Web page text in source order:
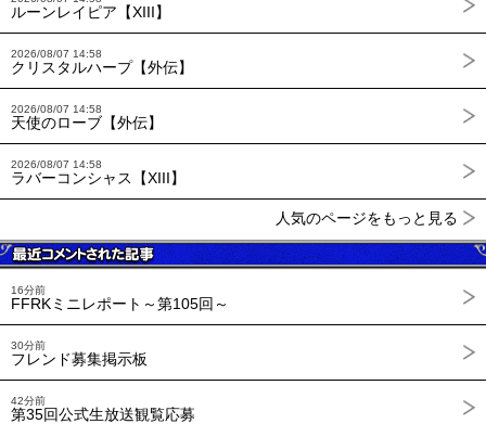
ルーンレイピア【XIII】
2026/08/07 14:58
クリスタルハープ【外伝】
2026/08/07 14:58
天使のローブ【外伝】
2026/08/07 14:58
ラバーコンシャス【XIII】
人気のページをもっと見る
16分前
FFRKミニレポート～第105回～
30分前
フレンド募集掲示板
42分前
第35回公式生放送観覧応募